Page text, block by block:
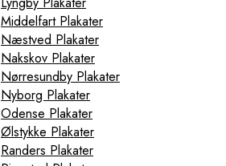
Middelfart Plakater
Næstved Plakater
Nakskov Plakater
Nørresundby Plakater
Nyborg Plakater
Odense Plakater
Ølstykke Plakater
Randers Plakater